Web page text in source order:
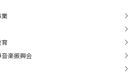
業
育
楽振興会